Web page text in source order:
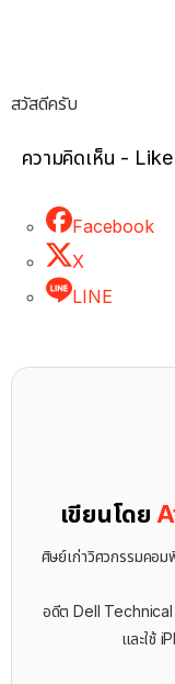
สวัสดีครับ
ความคิดเห็น -
Facebook
X
LINE
เขียนโดย
ศิษย์เก่าวิศวกรรมคอ
อดีต Dell
และใช้